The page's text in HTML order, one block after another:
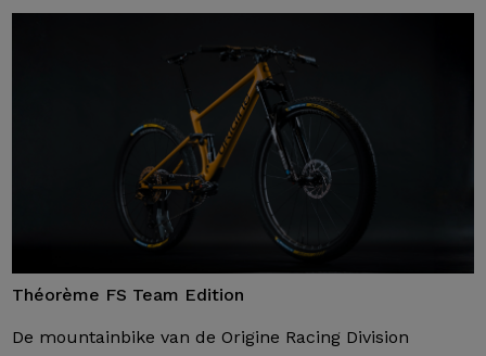
Théorème FS Team Edition
De mountainbike van de Origine Racing Division